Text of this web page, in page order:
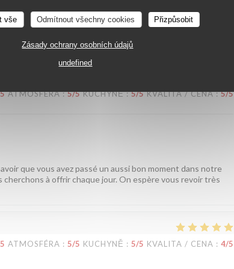
vše Odmítnout všechny cookies Přizpůsobit
Zásady ochrany osobních údajů
undefined
moment près des Champs et que notre équipe a été à la
ATMOSFÉRA: 5/5 KUCHYNĚ: 5/5 KVALITA / CENA: 5/5
que vous avez passé un aussi bon moment dans notre
à offrir chaque jour. On espère vous revoir très
ATMOSFÉRA : 5/5 KUCHYNĚ : 5/5 KVALITA / CENA : 4/5